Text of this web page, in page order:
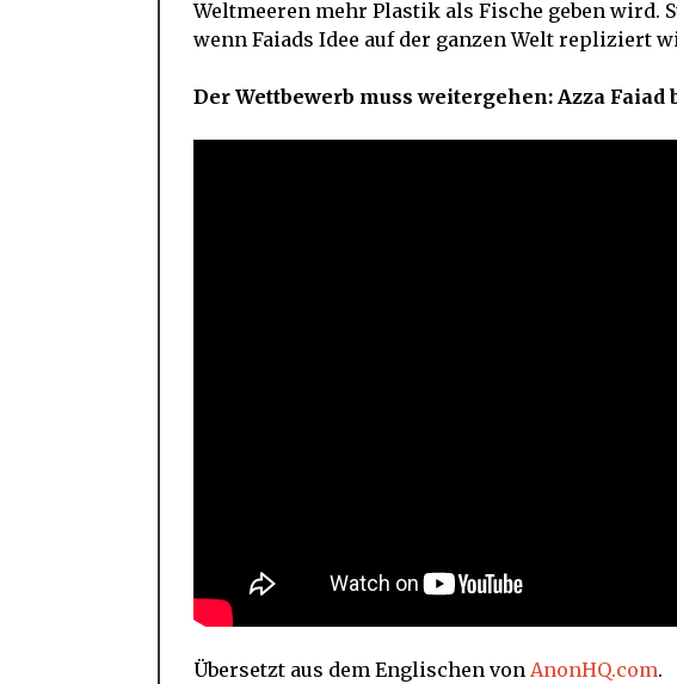
Weltmeeren mehr Plastik als Fische geben wird.
wenn Faiads Idee auf der ganzen Welt repliziert
Der Wettbewerb muss weitergehen: Azza Faiad
Übersetzt aus dem Englischen von AnonHQ.com.